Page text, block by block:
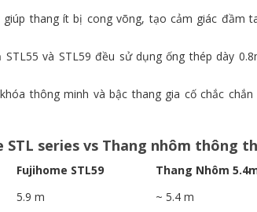
giúp thang ít bị cong võng, tạo cảm giác đầm
STL55 và STL59 đều sử dụng ống thép dày
thông minh và bậc thang gia cố chắc
STL series vs Thang nhôm thông
Fujihome STL59
Thang Nhôm
5.9 m
~ 5.4 m